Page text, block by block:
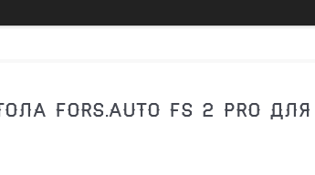
FORS.AUTO FS 2 PRO ДЛЯ